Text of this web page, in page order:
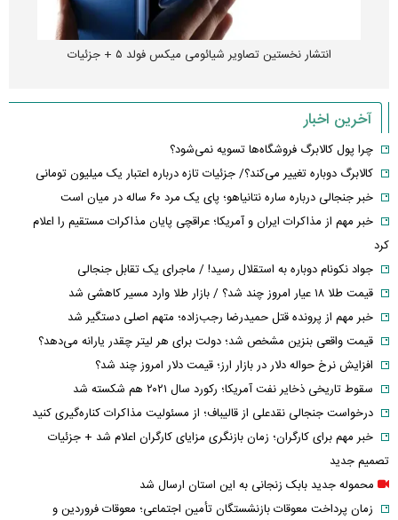
انتشار نخستین تصاویر شیائومی میکس فولد ۵ + جزئیات
آخرین اخبار
چرا پول کالابرگ فروشگاه‌ها تسویه نمی‌شود؟
کالابرگ دوباره تغییر می‌کند؟/ جزئیات تازه درباره اعتبار یک میلیون تومانی
خبر جنجالی درباره ساره نتانیاهو؛ پای یک مرد ۶۰ ساله در میان است
خبر مهم از مذاکرات ایران و آمریکا؛ عراقچی پایان مذاکرات مستقیم را اعلام
کرد
جواد نکونام دوباره به استقلال رسید! / ماجرای یک تقابل جنجالی
قیمت طلا ۱۸ عیار امروز چند شد؟ / بازار طلا وارد مسیر کاهشی شد
خبر مهم از پرونده قتل حمیدرضا رجب‌زاده؛ متهم اصلی دستگیر شد
قیمت واقعی بنزین مشخص شد؛ دولت برای هر لیتر چقدر یارانه می‌دهد؟
افزایش نرخ حواله دلار در بازار ارز؛ قیمت دلار امروز چند شد؟
سقوط تاریخی ذخایر نفت آمریکا؛ رکورد سال ۲۰۲۱ هم شکسته شد
درخواست جنجالی نقدعلی از قالیباف؛ از مسئولیت مذاکرات کناره‌گیری کنید
خبر مهم برای کارگران؛ زمان بازنگری مزایای کارگران اعلام شد + جزئیات
تصمیم جدید
محموله جدید بابک زنجانی به این استان ارسال شد
زمان پرداخت معوقات بازنشستگان تأمین اجتماعی؛ معوقات فروردین و